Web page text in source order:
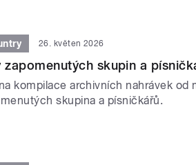
26. květen 2026
zapomenutých skupin a
kompilace archivních nahrávek od
skupina a písničkářů.